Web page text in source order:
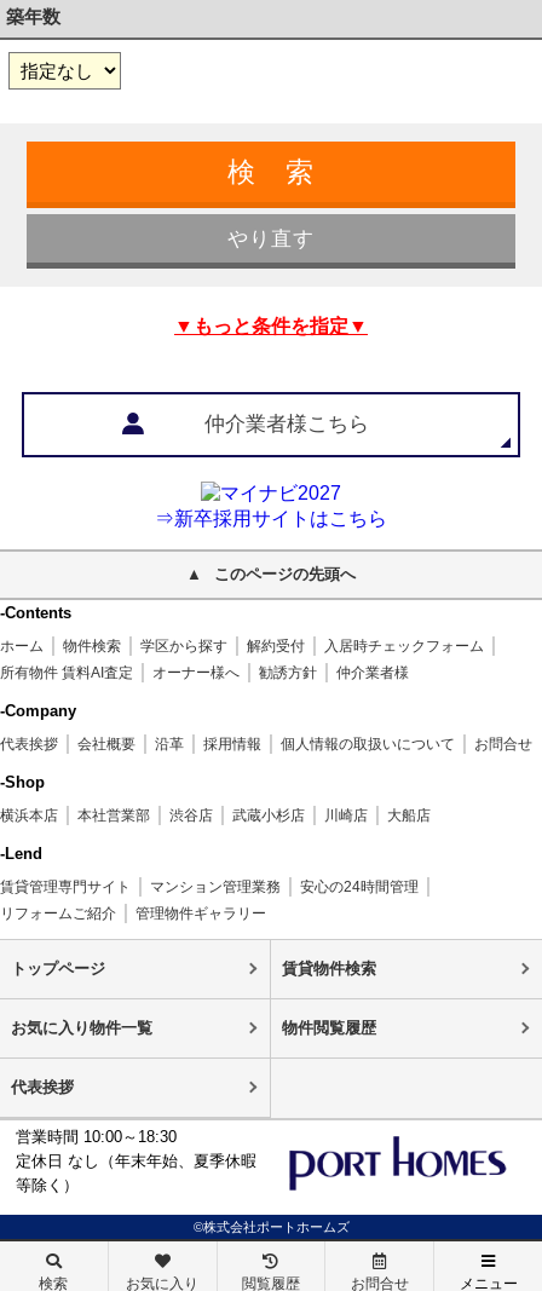
築年数
▼もっと条件を指定▼
仲介業者様こちら
⇒新卒採用サイトはこちら
このページの先頭へ
-Contents
ホーム 物件検索 学区から探す 解約受付
入居時チェックフォーム
所有物件 賃料AI査定
オーナー様へ 勧誘方針 仲介業者様
-Company
代表挨拶 会社概要 沿革 採用情報 個人情報の取扱いについて お問合せ
-Shop
横浜本店 本社営業部 渋谷店 武蔵小杉店 川崎店 大船店
-Lend
賃貸管理専門サイト マンション管理業務
安心の24時間管理
リフォームご紹介
管理物件ギャラリー
トップページ 賃貸物件検索
お気に入り物件一覧 物件閲覧履歴
代表挨拶
営業時間 10:00～18:30
定休日 なし（年末年始、夏季休暇
等除く）
©株式会社ポートホームズ
検索 お気に入り 閲覧履歴 お問合せ メニュー